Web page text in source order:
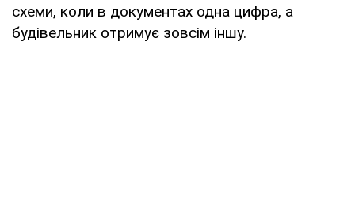
схеми, коли в документах одна цифра, а
будівельник отримує зовсім іншу.